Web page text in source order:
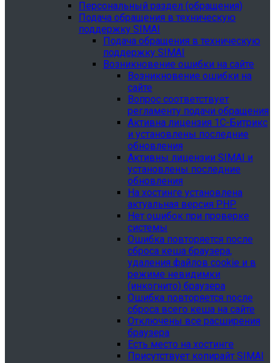
Персональный раздел (обращения)
Подача обращения в техническую
поддержку SIMAI
Подача обращения в техническую
поддержку SIMAI
Возникновение ошибки на сайте
Возникновение ошибки на
сайте
Вопрос соответствует
регламенту подачи обращения
Активна лицензия 1С-Битрикс
и установлены последние
обновления
Активны лицензии SIMAI и
установлены последние
обновления
На хостинге установлена
актуальная версия PHP
Нет ошибок при проверке
системы
Ошибка повторяется после
сброса кеша браузера,
удаления файлов cookie и в
режиме невидимки
(инкогнито) браузера
Ошибка повторяется после
сброса всего кеша на сайте
Отключены все расширения
браузера
Есть место на хостинге
Присутствует копирайт SIMAI